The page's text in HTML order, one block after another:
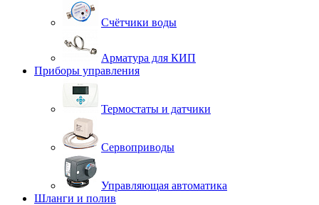
Счётчики воды
Арматура для КИП
Приборы управления
Термостаты и датчики
Сервоприводы
Управляющая автоматика
Шланги и полив